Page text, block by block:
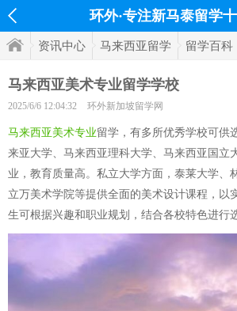
环外·专注新马泰留学
资讯中心 马来西亚留学 留学百科
马来西亚美术专业留学学校
2025/6/6 12:04:32 环外新加坡留学网
马来西亚美术专业留学，有多所优秀学校可供
来亚大学、马来西亚理科大学、马来西亚国立
业，教育质量高。私立大学方面，泰莱大学、
立万美术学院等提供全面的美术设计课程，以
生可根据兴趣和职业规划，结合各校特色进行